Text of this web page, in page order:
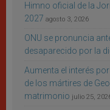
Himno oficial de la
2027 agosto 3, 2026
ONU se pronuncia
desaparecido por la
Aumenta el interés
de los mártires de
matrimonio julio 25,